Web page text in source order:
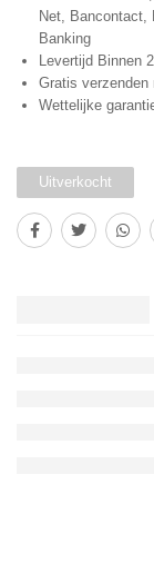
Net,
Banking
Levertijd Binnen
Gratis verzenden
Wettelijke
Uitverkocht